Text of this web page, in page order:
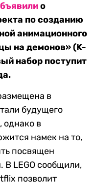
о
по созданию
анимационного
на демонов» (K-
набор поступит
в
будущего
однако в
намек на то,
посвящен
LEGO сообщили,
позволит